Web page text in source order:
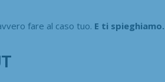
fare al caso tuo. E ti